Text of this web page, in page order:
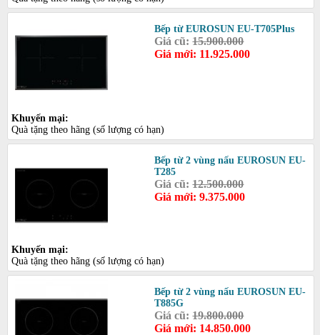
Bếp từ EUROSUN EU-T705Plus
Giá cũ:15.900.000
Giá mới: 11.925.000
Khuyến mại:
Quà tặng theo hãng (số lượng có hạn)
Bếp từ 2 vùng nấu EUROSUN EU-
T285
Giá cũ:12.500.000
Giá mới: 9.375.000
Khuyến mại:
Quà tặng theo hãng (số lượng có hạn)
Bếp từ 2 vùng nấu EUROSUN EU-
T885G
Giá cũ:19.800.000
Giá mới: 14.850.000